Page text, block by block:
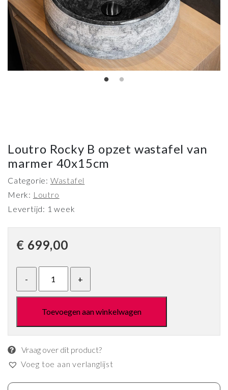
Loutro Rocky B opzet wastafel van
marmer 40x15cm
Categorie: Wastafel
Merk: Loutro
Levertijd: 1 week
€ 699,00
Toevoegen aan winkelwagen
Vraag over dit product?
Voeg toe aan verlanglijst